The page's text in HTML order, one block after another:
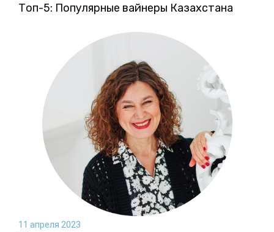
Топ-5: Популярные вайнеры Казахстана
11 апреля 2023